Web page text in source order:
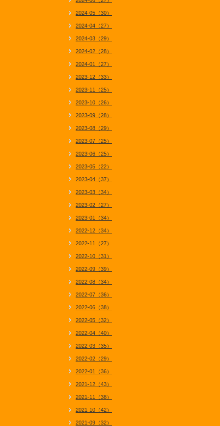
2024-05（30）
2024-04（27）
2024-03（29）
2024-02（28）
2024-01（27）
2023-12（33）
2023-11（25）
2023-10（26）
2023-09（28）
2023-08（29）
2023-07（25）
2023-06（25）
2023-05（22）
2023-04（37）
2023-03（34）
2023-02（27）
2023-01（34）
2022-12（34）
2022-11（27）
2022-10（31）
2022-09（39）
2022-08（34）
2022-07（36）
2022-06（38）
2022-05（32）
2022-04（40）
2022-03（35）
2022-02（29）
2022-01（36）
2021-12（43）
2021-11（38）
2021-10（42）
2021-09（32）